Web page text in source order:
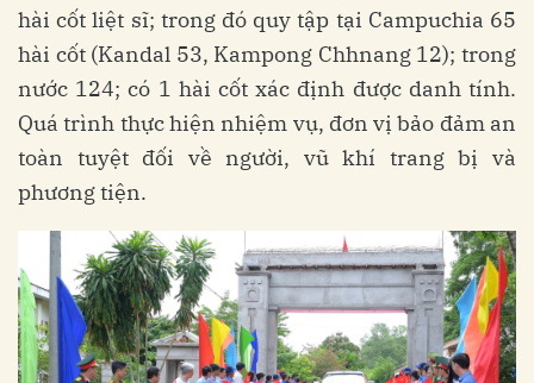
hài cốt liệt sĩ; trong đó quy tập tại Campuchia 65
hài cốt (Kandal 53, Kampong Chhnang 12); trong
nước 124; có 1 hài cốt xác định được danh tính.
Quá trình thực hiện nhiệm vụ, đơn vị bảo đảm an
toàn tuyệt đối về người, vũ khí trang bị và
phương tiện.